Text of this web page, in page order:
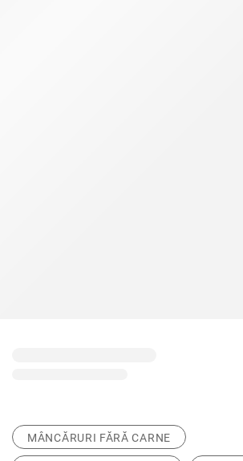
MÂNCĂRURI FĂRĂ CARNE